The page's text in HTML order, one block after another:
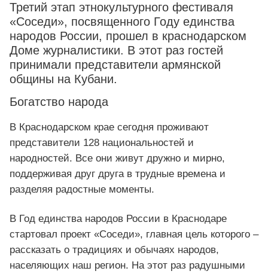
Третий этап этнокультурного фестиваля
«Соседи», посвященного Году единства
народов России, прошел в краснодарском
Доме журналистики. В этот раз гостей
принимали представители армянской
общины на Кубани.
Богатство народа
В Краснодарском крае сегодня проживают
представители 128 национальностей и
народностей. Все они живут дружно и мирно,
поддерживая друг друга в трудные времена и
разделяя радостные моменты.
В Год единства народов России в Краснодаре
стартовал проект «Соседи», главная цель которого –
рассказать о традициях и обычаях народов,
населяющих наш регион. На этот раз радушными